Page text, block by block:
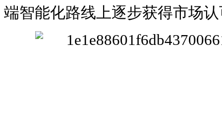
端智能化路线上逐步获得市场